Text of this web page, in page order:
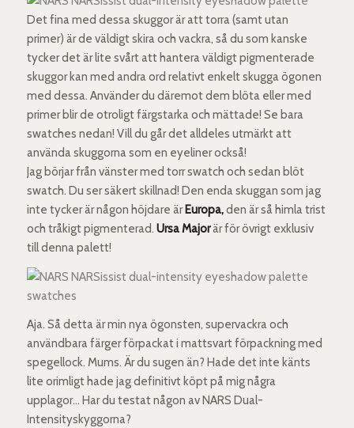
Det fina med dessa skuggor är att torra (samt utan
primer) är de väldigt skira och vackra, så du som kanske
tycker det är lite svårt att hantera väldigt pigmenterade
skuggor kan med andra ord relativt enkelt skugga ögonen
med dessa. Använder du däremot dem blöta eller med
primer blir de otroligt färgstarka och mättade! Se bara
swatches nedan! Vill du går det alldeles utmärkt att
använda skuggorna som en eyeliner också!
Jag börjar från vänster med torr swatch och sedan blöt
swatch. Du ser säkert skillnad! Den enda skuggan som jag
inte tycker är någon höjdare ärEuropa,den är så himla trist
och tråkigt pigmenterad. Ursa Majorär för övrigt exklusiv
till denna palett!
Aja. Så detta är min nya ögonsten, supervackra och
användbara färger förpackat i mattsvart förpackning med
spegellock. Mums. Är du sugen än? Hade det inte känts
lite orimligt hade jag definitivt köpt på mig några
upplagor… Har du testat någon av NARS Dual-
Intensityskyggorna?